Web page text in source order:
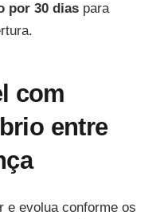
por 30 dias para
com
entre
e evolua conforme os